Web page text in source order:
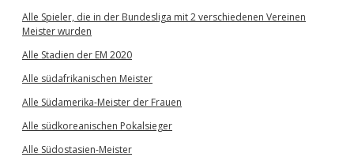
Alle Spieler, die in der Bundesliga mit 2 verschiedenen Vereinen
Meister wurden
Alle Stadien der EM 2020
Alle südafrikanischen Meister
Alle Südamerika-Meister der Frauen
Alle südkoreanischen Pokalsieger
Alle Südostasien-Meister